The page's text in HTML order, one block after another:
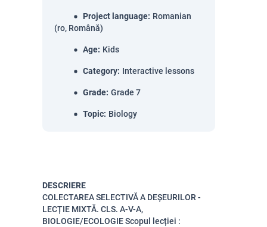
Project language: Romanian
(ro, Română)
Age: Kids
Category: Interactive lessons
Grade: Grade 7
Topic: Biology
DESCRIERE
COLECTAREA SELECTIVĂ A DEȘEURILOR -
LECȚIE MIXTĂ. CLS. A-V-A,
BIOLOGIE/ECOLOGIE Scopul lecției :